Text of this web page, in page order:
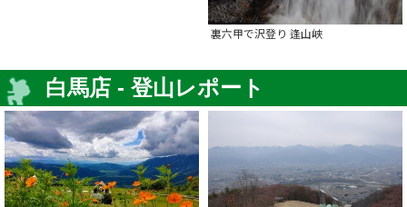
裏六甲で沢登り 逢山峡
白馬店 - 登山レポート